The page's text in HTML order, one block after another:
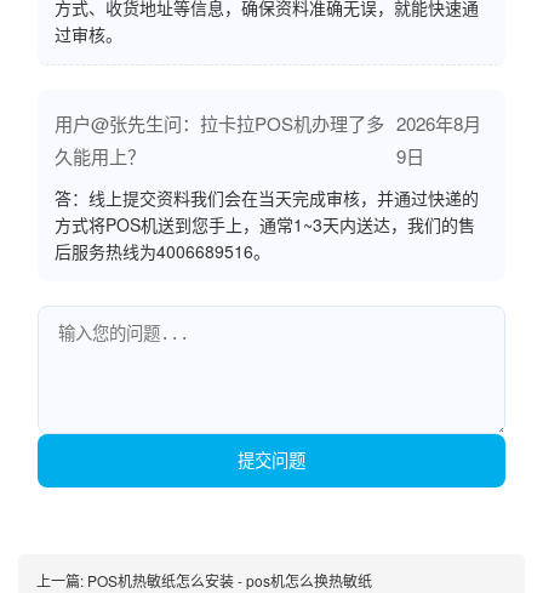
方式、收货地址等信息，确保资料准确无误，就能快速通
过审核。
用户@张先生问：拉卡拉POS机办理了多
久能用上？
2026年8月
9日
答：线上提交资料我们会在当天完成审核，并通过快递的
方式将POS机送到您手上，通常1~3天内送达，我们的售
后服务热线为4006689516。
提交问题
上一篇: POS机热敏纸怎么安装 - pos机怎么换热敏纸